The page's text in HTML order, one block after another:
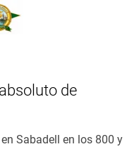
de
Sabadell en los 800 y